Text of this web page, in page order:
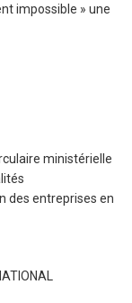
impossible » une
ministérielle
des entreprises en